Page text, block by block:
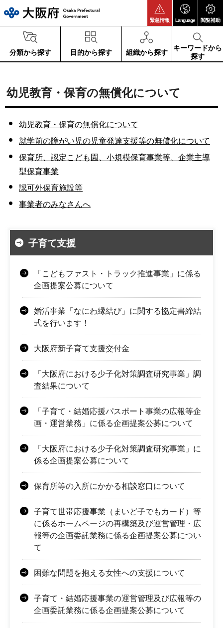
緊急情報 Language 閲覧補助
分類から探す 目的から探す 組織から探す
キーワードから
探す
幼児教育・保育の無償化について
幼児教育・保育の無償化について
就学前の障がい児の児童発達支援等の無償化について
保育所、認定こども園、小規模保育事業等、企業主導
型保育事業
認可外保育施設等
事業者のみなさんへ
子育て支援
「こどもファスト・トラック推進事業」に係る
企画提案公募について
婚活事業「なにわ縁結び」に関する協定書締結
式を行います！
大阪府新子育て支援交付金
「大阪府における少子化対策調査研究事業」調
査結果について
「子育て・結婚応援パスポート事業の広報等企
画・運営業務」に係る企画提案公募について
「大阪府における少子化対策調査研究事業」に
係る企画提案公募について
保育所等の入所にかかる相談窓口について
子育て世帯応援事業（まいど子でもカード）等
に係るホームページの再構築及び運営管理・広
報等の企画委託業務に係る企画提案公募につい
て
困難な問題を抱える女性への支援について
子育て・結婚応援事業の運営管理及び広報等の
企画委託業務に係る企画提案公募について